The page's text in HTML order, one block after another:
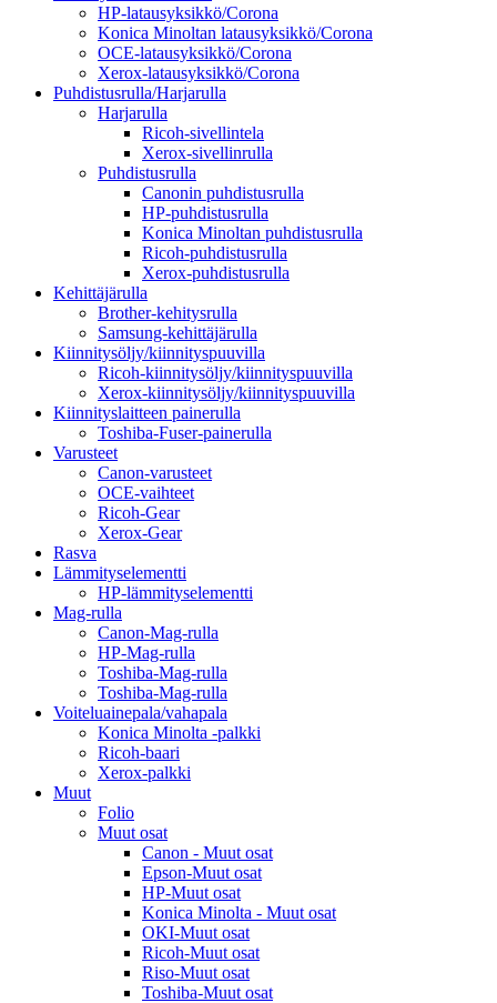
HP-latausyksikkö/Corona
Konica Minoltan latausyksikkö/Corona
OCE-latausyksikkö/Corona
Xerox-latausyksikkö/Corona
Puhdistusrulla/Harjarulla
Harjarulla
Ricoh-sivellintela
Xerox-sivellinrulla
Puhdistusrulla
Canonin puhdistusrulla
HP-puhdistusrulla
Konica Minoltan puhdistusrulla
Ricoh-puhdistusrulla
Xerox-puhdistusrulla
Kehittäjärulla
Brother-kehitysrulla
Samsung-kehittäjärulla
Kiinnitysöljy/kiinnityspuuvilla
Ricoh-kiinnitysöljy/kiinnityspuuvilla
Xerox-kiinnitysöljy/kiinnityspuuvilla
Kiinnityslaitteen painerulla
Toshiba-Fuser-painerulla
Varusteet
Canon-varusteet
OCE-vaihteet
Ricoh-Gear
Xerox-Gear
Rasva
Lämmityselementti
HP-lämmityselementti
Mag-rulla
Canon-Mag-rulla
HP-Mag-rulla
Toshiba-Mag-rulla
Toshiba-Mag-rulla
Voiteluainepala/vahapala
Konica Minolta -palkki
Ricoh-baari
Xerox-palkki
Muut
Folio
Muut osat
Canon - Muut osat
Epson-Muut osat
HP-Muut osat
Konica Minolta - Muut osat
OKI-Muut osat
Ricoh-Muut osat
Riso-Muut osat
Toshiba-Muut osat